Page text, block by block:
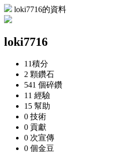
loki7716的資料
loki7716
11積分
2 顆鑽石
541 個碎鑽
11 經驗
15 幫助
0 技術
0 貢獻
0 次宣傳
0 個金豆